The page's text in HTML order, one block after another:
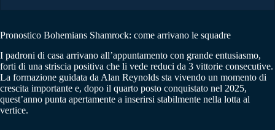
Pronostico Bohemians Shamrock: come arrivano le squadre
I padroni di casa arrivano all’appuntamento con grande entusiasmo,
forti di una striscia positiva che li vede reduci da 3 vittorie consecutive.
La formazione guidata da Alan Reynolds sta vivendo un momento di
crescita importante e, dopo il quarto posto conquistato nel 2025,
quest’anno punta apertamente a inserirsi stabilmente nella lotta al
vertice.